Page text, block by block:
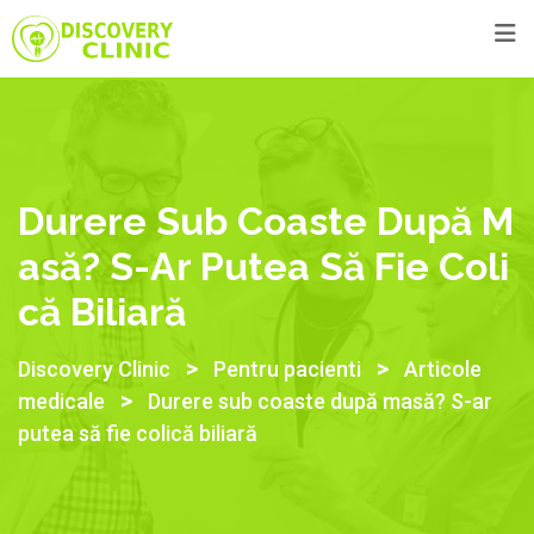
Durere Sub Coaste După M
Asă? S-Ar Putea Să Fie Coli
Că Biliară
Discovery Clinic > Pentru pacienti >
Articole
medicale
>
Durere sub coaste după masă? S-ar
putea să fie colică biliară